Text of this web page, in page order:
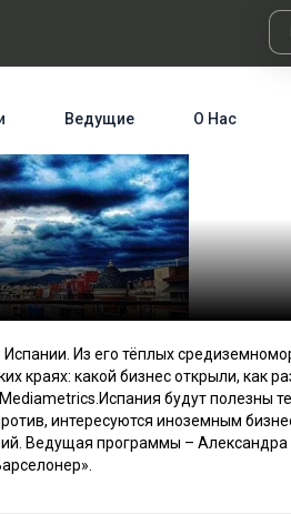
Ведущие О Нас
Из его тёплых
краях: какой бизнес открыли, как
будут полезны
интересуются иноземным
Ведущая программы –